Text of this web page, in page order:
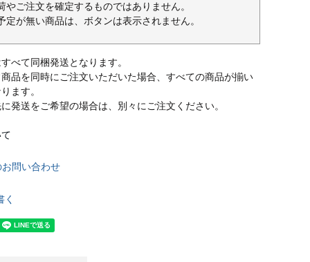
やご注文を確定するものではありません。
定が無い商品は、ボタンは表示されません。
べて同梱発送となります。
品を同時にご注文いただいた場合、すべての商品が揃い
ます。
発送をご希望の場合は、別々にご注文ください。
問い合わせ
く